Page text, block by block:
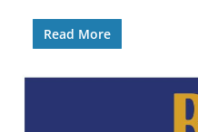
Read More